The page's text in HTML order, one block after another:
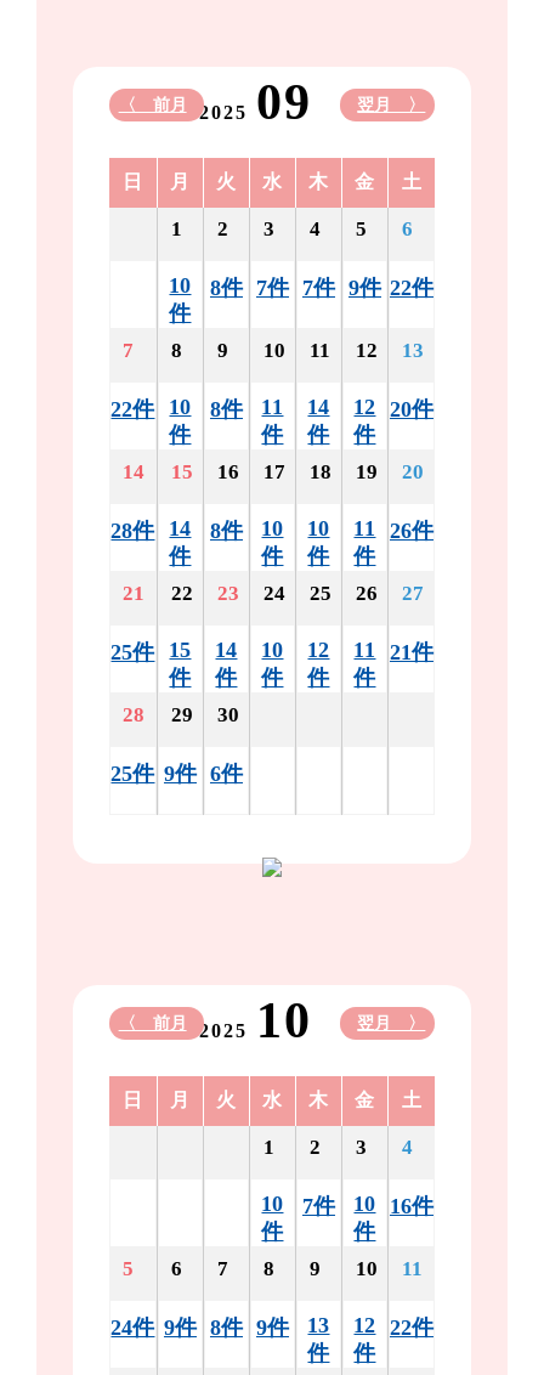
2025 09
〈 前月 翌月 〉
日 月 火 水 木 金 土
1
10
件
2
8件
3
7件
4
7件
5
9件
6
22件
7
22件
8
10
件
9
8件
10
11
件
11
14
件
12
12
件
13
20件
14
28件
15
14
件
16
8件
17
10
件
18
10
件
19
11
件
20
26件
21
25件
22
15
件
23
14
件
24
10
件
25
12
件
26
11
件
27
21件
28
25件
29
9件
30
6件
2025 10
〈 前月 翌月 〉
日 月 火 水 木 金 土
1
10
件
2
7件
3
10
件
4
16件
5
24件
6
9件
7
8件
8
9件
9
13
件
10
12
件
11
22件